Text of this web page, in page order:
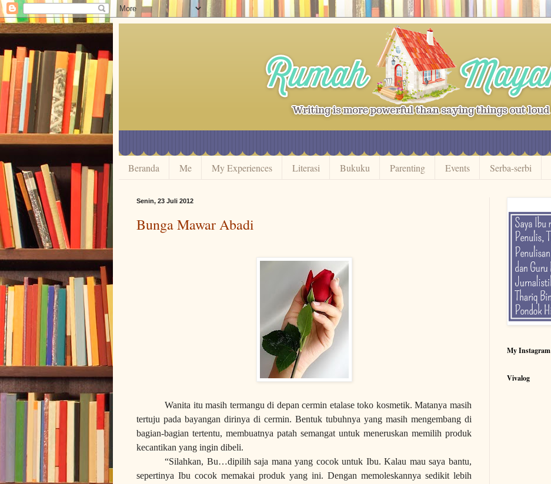
Beranda Me My Experiences Literasi Bukuku Parenting Events Serba-serbi
Senin, 23 Juli 2012
Bunga Mawar Abadi
Wanita itu masih termangu di depan cermin etalase toko kosmetik. Matanya masih
tertuju pada bayangan dirinya di cermin. Bentuk tubuhnya yang masih mengembang di
bagian-bagian tertentu, membuatnya patah semangat untuk meneruskan memilih produk
kecantikan yang ingin dibeli.
“Silahkan, Bu…dipilih saja mana yang cocok untuk Ibu. Kalau mau saya bantu,
sepertinya Ibu cocok memakai produk yang ini. Dengan memoleskannya sedikit lebih
My Instagram
Vivalog